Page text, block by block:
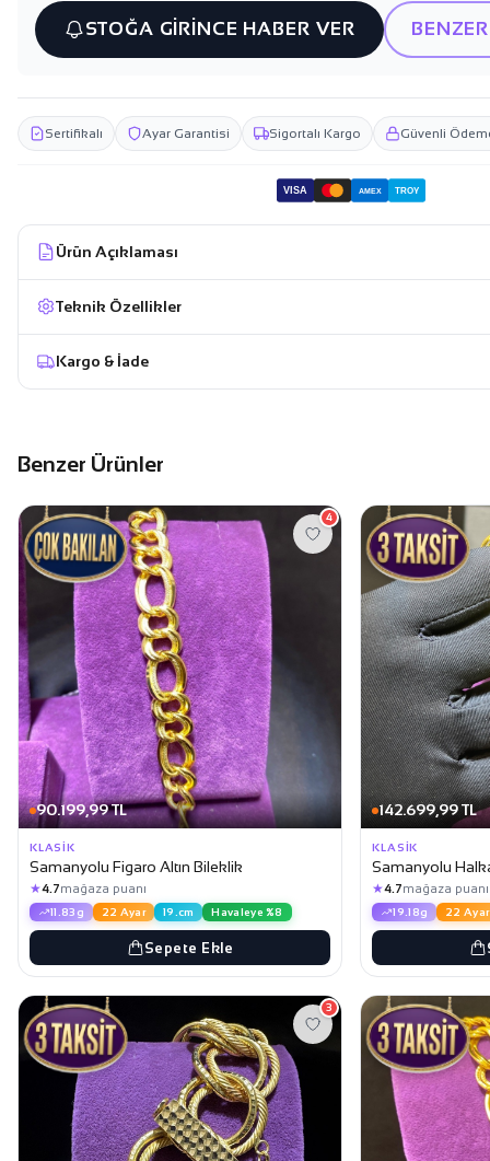
STOĞA GİRİNCE HABER VER
Sertifikalı Ayar Garantisi Sigortalı Kargo Güvenli
VISA AMEX TROY
Ürün Açıklaması
Teknik Özellikler
Kargo & İade
Benzer Ürünler
90.199,99 TL
4
KLASIK
Samanyolu Figaro Altın Bileklik
★4.7mağaza puanı
11.83g 22 Ayar 19.cm Havaleye %8
Sepete Ekle
142.699,99 TL
KLASIK
Samanyolu
★4.7mağaza puanı
19.18g 22 Ayar
3